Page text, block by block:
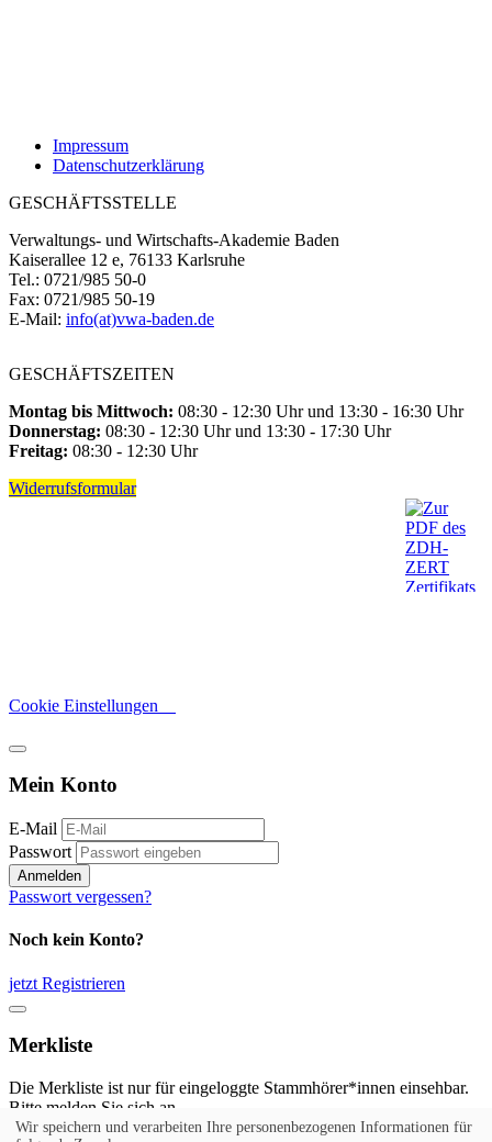
Impressum
Datenschutzerklärung
GESCHÄFTSSTELLE
Verwaltungs- und Wirtschafts-Akademie Baden
Kaiserallee 12 e, 76133 Karlsruhe
Tel.: 0721/985 50-0
Fax: 0721/985 50-19
E-Mail: info(at)vwa-baden.de
GESCHÄFTSZEITEN
Montag bis Mittwoch: 08:30 - 12:30 Uhr und 13:30 - 16:30 Uhr
Donnerstag: 08:30 - 12:30 Uhr und 13:30 - 17:30 Uhr
Freitag: 08:30 - 12:30 Uhr
Widerrufsformular
Cookie Einstellungen
Mein Konto
E-Mail
Passwort
Anmelden
Passwort vergessen?
Noch kein Konto?
jetzt Registrieren
Merkliste
Die Merkliste ist nur für eingeloggte Stammhörer*innen einsehbar.
Bitte melden Sie sich an.
Wir speichern und verarbeiten Ihre personenbezogenen Informationen für